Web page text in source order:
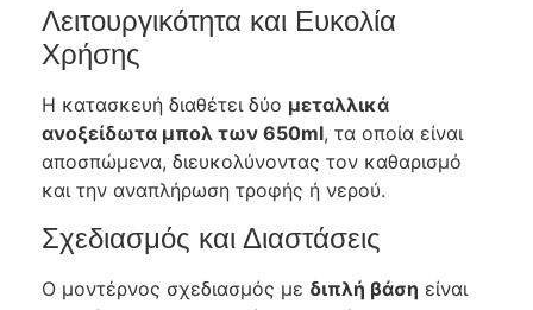
Λειτουργικότητα και Ευκολία
Χρήσης
Η κατασκευή διαθέτει δύο μεταλλικά
ανοξείδωτα μπολ των 650ml, τα οποία είναι
αποσπώμενα, διευκολύνοντας τον καθαρισμό
και την αναπλήρωση τροφής ή νερού.
Σχεδιασμός και Διαστάσεις
Ο μοντέρνος σχεδιασμός με διπλή βάση είναι